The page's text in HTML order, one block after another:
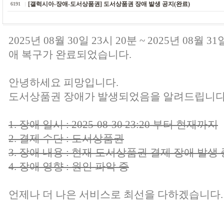
6191 [갤럭시아-장애-도서상품권] 도서상품권 장애 발생 공지(완료)
2025년 08월 30일 23시 20분 ~ 2025년 08월
애 복구가 완료되었습니다.
안녕하세요 피망입니다.
도서상품권 장애가 발생되었음을 알려드립니
1. 장애 일시 : 2025-08-30 23:20 부터 현재까지
2. 결제 수단 : 도서상품권
3. 장애 내용 : 현재 도서상품권 결제 장애 발생
4. 장애 영향 : 원인 파악 중
언제나 더 나은 서비스로 최선을 다하겠습니다.